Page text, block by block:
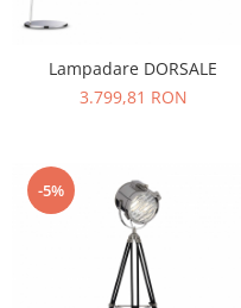
Scaune profesionale
Scaune de lucru
Lampadare DORSALE
3.799,81 RON
-5%